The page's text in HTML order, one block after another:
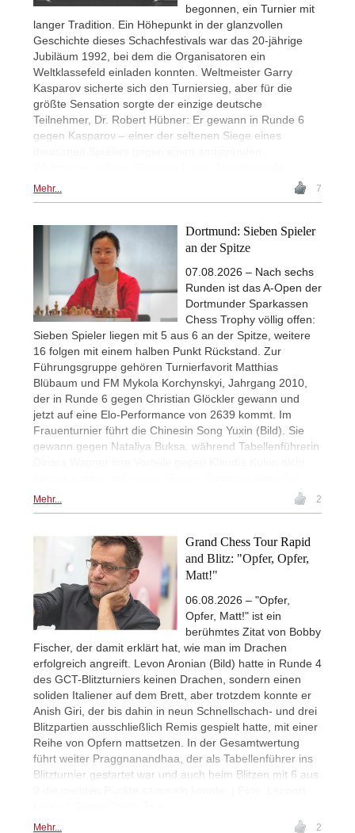
begonnen, ein Turnier mit
langer Tradition. Ein Höhepunkt in der glanzvollen
Geschichte dieses Schachfestivals war das 20-jährige
Jubiläum 1992, bei dem die Organisatoren ein
Weltklassefeld einladen konnten. Weltmeister Garry
Kasparov sicherte sich den Turniersieg, aber für die
größte Sensation sorgte der einzige deutsche
Teilnehmer, Dr. Robert Hübner: Er gewann in Runde 6
gegen Kasparov – einer der seltenen Siege eines
Mehr... 7
Dortmund: Sieben Spieler
an der Spitze
07.08.2026 – Nach sechs
Runden ist das A-Open der
Dortmunder Sparkassen
Chess Trophy völlig offen:
Sieben Spieler liegen mit 5 aus 6 an der Spitze, weitere
16 folgen mit einem halben Punkt Rückstand. Zur
Führungsgruppe gehören Turnierfavorit Matthias
Blübaum und FM Mykola Korchynskyi, Jahrgang 2010,
der in Runde 6 gegen Christian Glöckler gewann und
jetzt auf eine Elo-Performance von 2639 kommt. Im
Frauenturnier führt die Chinesin Song Yuxin (Bild). Sie
gewann gegen Nataliya Buksa, während Tabellenführerin
Mehr... 2
Grand Chess Tour Rapid
and Blitz: "Opfer, Opfer,
Matt!"
06.08.2026 – "Opfer,
Opfer, Matt!" ist ein
berühmtes Zitat von Bobby
Fischer, der damit erklärt hat, wie man im Drachen
erfolgreich angreift. Levon Aronian (Bild) hatte in Runde 4
des GCT-Blitzturniers keinen Drachen, sondern einen
soliden Italiener auf dem Brett, aber trotzdem konnte er
Anish Giri, der bis dahin in neun Schnellschach- und drei
Blitzpartien ausschließlich Remis gespielt hatte, mit einer
Reihe von Opfern mattsetzen. In der Gesamtwertung
führt weiter Praggnanandhaa, der als Tabellenführer ins
Blitzturnier gestartet war und auch beim Blitzen mit 6 aus
Mehr... 2